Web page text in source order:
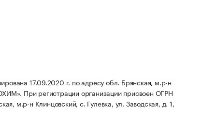
17.09.2020 г. по адресу обл. Брянская, м.р-н
При регистрации организации присвоен ОГРН
м.р-н Клинцовский, с. Гулевка, ул. Заводская, д. 1,